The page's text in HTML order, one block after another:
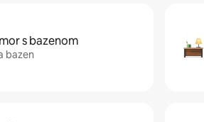
s bazenom
bazen